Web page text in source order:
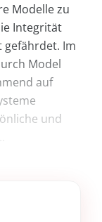
Modelle zu
Integrität
gefährdet. Im
Model
auf
und